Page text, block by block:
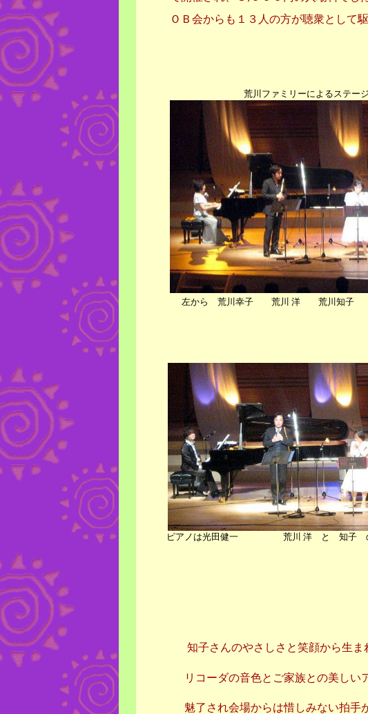
ＯＢ会からも１３人の方が聴衆として
荒川ファミリーによるステー
左から 荒川幸子 荒川 洋 荒川知子
ピアノは光田健一 荒川 洋 と 知子
知子さんのやさしさと笑顔から生まれ
リコーダの音色とご家族との美しいア
魅了され会場からは惜しみない拍手が